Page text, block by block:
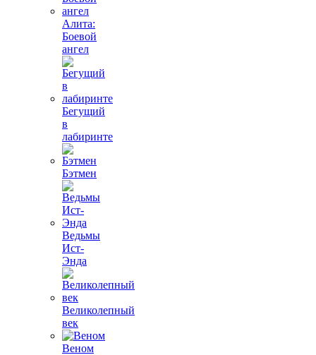
Алита:
Боевой
ангел
Бегущий
в
лабиринте
Бэтмен
Ведьмы
Ист-
Энда
Великолепный
век
Веном